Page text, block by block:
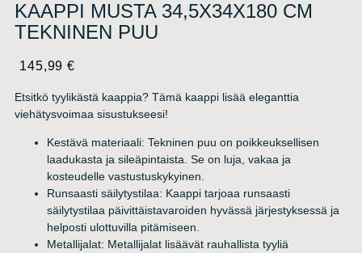
KAAPPI MUSTA 34,5X34X180 CM
TEKNINEN PUU
145,99€
Etsitkö tyylikästä kaappia? Tämä kaappi lisää eleganttia
viehätysvoimaa sisustukseesi!
Kestävä materiaali: Tekninen puu on poikkeuksellisen
laadukasta ja sileäpintaista. Se on luja, vakaa ja
kosteudelle vastustuskykyinen.
Runsaasti säilytystilaa: Kaappi tarjoaa runsaasti
säilytystilaa päivittäistavaroiden hyvässä järjestyksessä ja
helposti ulottuvilla pitämiseen.
Metallijalat: Metallijalat lisäävät rauhallista tyyliä